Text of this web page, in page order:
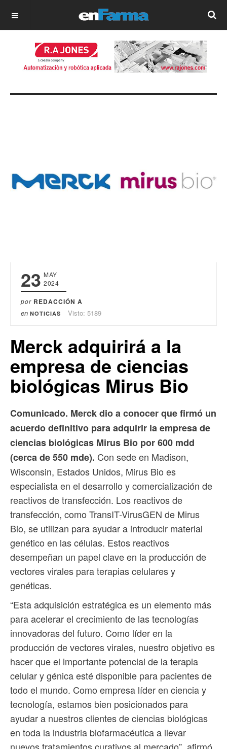
OFF CANVAS
23 MAY
2024
por REDACCIÓN A
en NOTICIAS Visto: 5189
Merck adquirirá a la
empresa de ciencias
biológicas Mirus Bio
Comunicado. Merck dio a conocer que firmó un
acuerdo definitivo para adquirir la empresa de
ciencias biológicas Mirus Bio por 600 mdd
(cerca de 550 mde). Con sede en Madison,
Wisconsin, Estados Unidos, Mirus Bio es
especialista en el desarrollo y comercialización de
reactivos de transfección. Los reactivos de
transfección, como TransIT-VirusGEN de Mirus
Bio, se utilizan para ayudar a introducir material
genético en las células. Estos reactivos
desempeñan un papel clave en la producción de
vectores virales para terapias celulares y
genéticas.
“Esta adquisición estratégica es un elemento más
para acelerar el crecimiento de las tecnologías
innovadoras del futuro. Como líder en la
producción de vectores virales, nuestro objetivo es
hacer que el importante potencial de la terapia
celular y génica esté disponible para pacientes de
todo el mundo. Como empresa líder en ciencia y
tecnología, estamos bien posicionados para
ayudar a nuestros clientes de ciencias biológicas
en toda la industria biofarmacéutica a llevar